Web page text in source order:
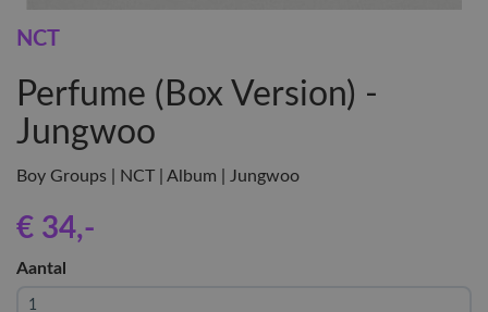
NCT
Perfume (Box Version) -
Jungwoo
Boy Groups | NCT | Album | Jungwoo
€ 34,-
Aantal